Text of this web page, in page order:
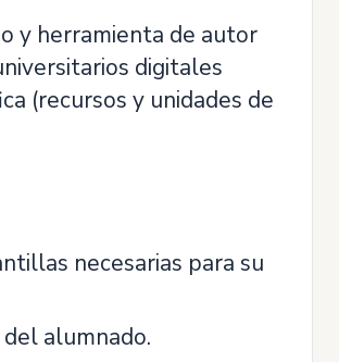
y herramienta de autor
digitales
(recursos y unidades de
necesarias para su
alumnado.